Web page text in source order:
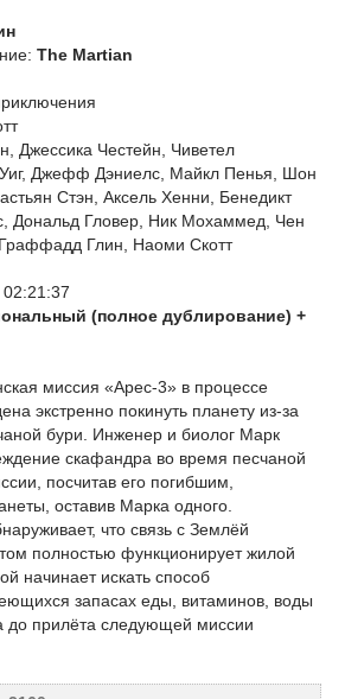
The Martian
Джессика Честейн, Чиветел
Джефф Дэниелс, Майкл Пенья, Шон
Стэн, Аксель Хенни, Бенедикт
Дональд Гловер, Ник Мохаммед, Чен
Глин, Наоми Скотт
02:21:37
(полное дублирование) +
миссия «Арес-3» в процессе
экстренно покинуть планету из-за
бури. Инженер и биолог Марк
скафандра во время песчаной
посчитав его погибшим,
оставив Марка одного.
что связь с Землёй
полностью функционирует жилой
начинает искать способ
запасах еды, витаминов, воды
до прилёта следующей миссии